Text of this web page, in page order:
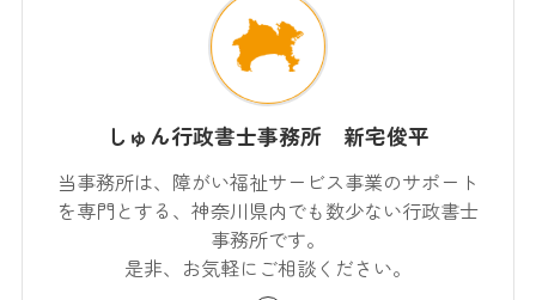
しゅん行政書士事務所 新宅俊平
当事務所は、障がい福祉サービス事業のサポート
を専門とする、神奈川県内でも数少ない行政書士
事務所です。
是非、お気軽にご相談ください。